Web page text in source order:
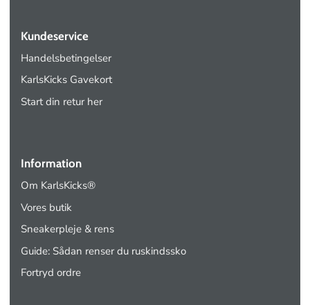
Kundeservice
Handelsbetingelser
KarlsKicks Gavekort
Start din retur her
Information
Om KarlsKicks®
Vores butik
Sneakerpleje & rens
Guide: Sådan renser du ruskindssko
Fortryd ordre